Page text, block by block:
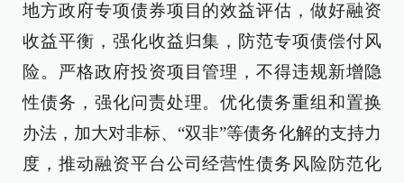
地方政府专项债券项目的效益评估，做好融资
收益平衡，强化收益归集，防范专项债偿付风
险。严格政府投资项目管理，不得违规新增隐
性债务，强化问责处理。优化债务重组和置换
办法，加大对非标、“双非”等债务化解的支持力
度，推动融资平台公司经营性债务风险防范化